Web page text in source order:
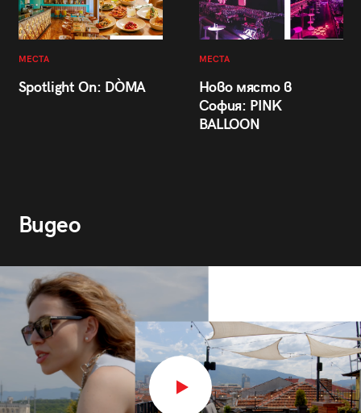
МЕСТА
Spotlight On: DÒMA
МЕСТА
Ново място в
София: PINK
BALLOON
Видео